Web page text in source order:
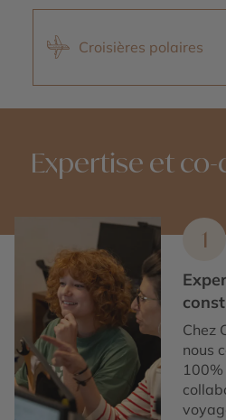
Croisières polaires
Expertise et
1
Chez
nous